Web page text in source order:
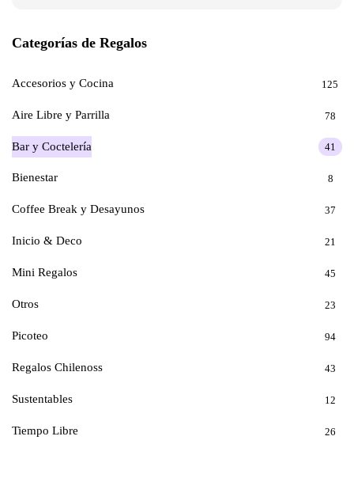
Categorías de Regalos
Accesorios y Cocina 125
Aire Libre y Parrilla 78
Bar y Coctelería 41
Bienestar 8
Coffee Break y Desayunos 37
Inicio & Deco 21
Mini Regalos 45
Otros 23
Picoteo 94
Regalos Chilenoss 43
Sustentables 12
Tiempo Libre 26